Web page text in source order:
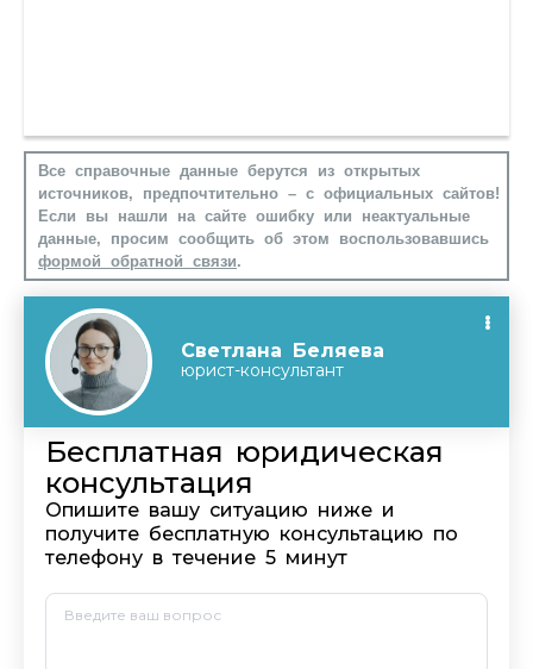
Все справочные данные берутся из открытых
источников, предпочтительно – с официальных сайтов!
Если вы нашли на сайте ошибку или неактуальные
данные, просим сообщить об этом воспользовавшись
формой обратной связи.